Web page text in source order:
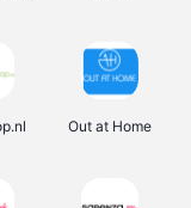
Out at Home